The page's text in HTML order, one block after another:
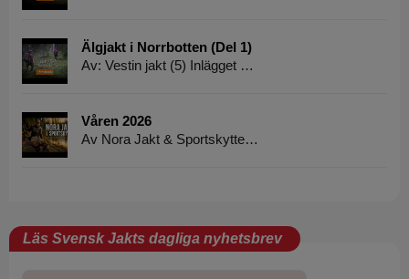
Älgjakt i Norrbotten (Del 1)
Av: Vestin jakt (5) Inlägget …
Våren 2026
Av Nora Jakt & Sportskytte…
Läs Svensk Jakts dagliga nyhetsbrev